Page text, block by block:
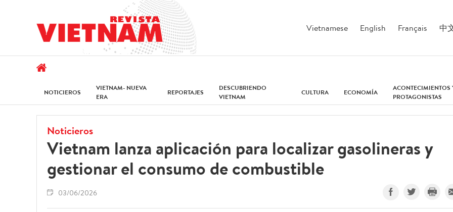
Vietnamese English Français 中
NOTICIEROS
VIETNAM- NUEVA
ERA
REPORTAJES
DESCUBRIENDO
VIETNAM
CULTURA ECONOMÍA
ACONTECIMIENTOS
PROTAGONISTAS
Noticieros
Vietnam lanza aplicación para localizar gasolineras y
gestionar el consumo de combustible
03/06/2026